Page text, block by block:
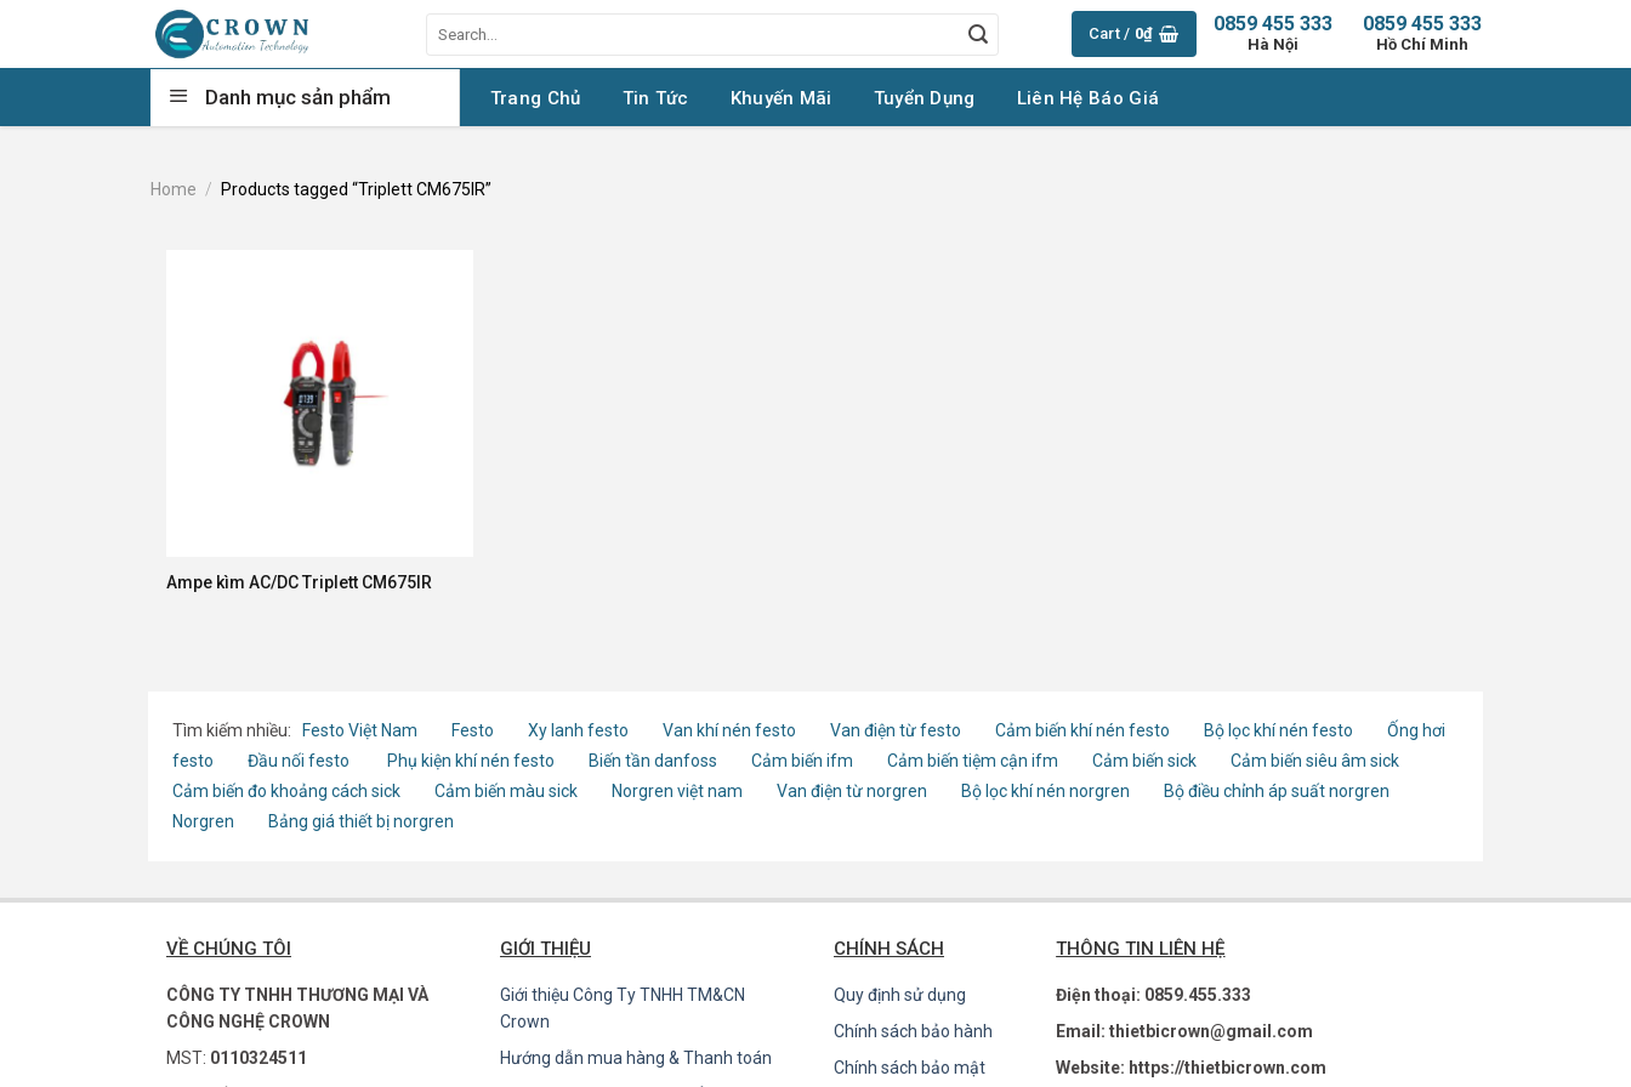
content
for:
Cart / 0₫ 0859 455 333
Hồ Chí Minh
0859 455 333
Hà Nội
Danh mục sản phẩm Trang Chủ Tin Tức Khuyến Mãi Tuyển Dụng Liên Hệ Báo Giá
Home / Products tagged “Triplett CM675IR”
Ampe kìm AC/DC Triplett CM675IR
Tìm kiếm nhiều: Festo Việt Nam Festo Xy lanh festo Van khí nén festo Van điện từ festo Cảm biến khí nén festo Bộ lọc khí nén festo
Ống hơi
festo
Đầu nối festo Phụ kiện khí nén festo Biến tần danfoss Cảm biến ifm Cảm biến tiệm cận ifm Cảm biến sick
Cảm biến siêu âm sick
Cảm biến đo khoảng cách sick
Cảm biến màu sick Norgren việt nam Van điện từ norgren Bộ lọc khí nén norgren
Bộ điều chỉnh áp suất norgren
Norgren
Bảng giá thiết bị norgren
VỀ CHÚNG TÔI
CÔNG TY TNHH THƯƠNG MẠI VÀ
CÔNG NGHỆ CROWN
MST: 0110324511
GIỚI THIỆU
Giới thiệu Công Ty TNHH TM&CN
Crown
Hướng dẫn mua hàng & Thanh toán
CHÍNH SÁCH
Quy định sử dụng
Chính sách bảo hành
Chính sách bảo mật
THÔNG TIN LIÊN HỆ
Điện thoại: 0859.455.333
Email: thietbicrown@gmail.com
Website: https://thietbicrown.com